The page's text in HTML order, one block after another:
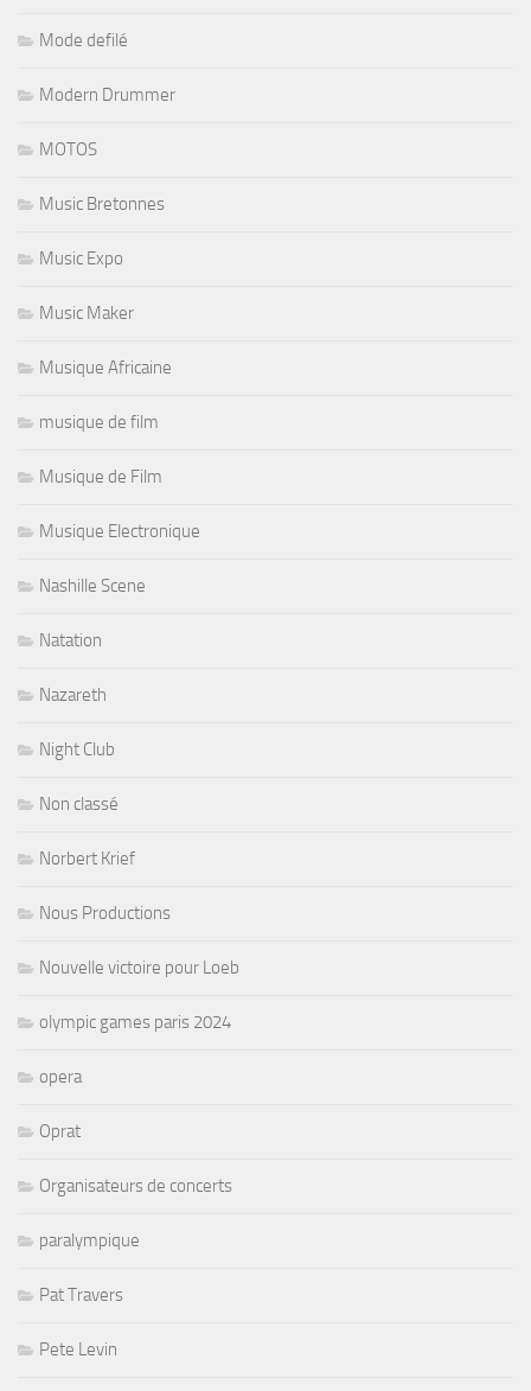
Mode defilé
Modern Drummer
MOTOS
Music Bretonnes
Music Expo
Music Maker
Musique Africaine
musique de film
Musique de Film
Musique Electronique
Nashille Scene
Natation
Nazareth
Night Club
Non classé
Norbert Krief
Nous Productions
Nouvelle victoire pour Loeb
olympic games paris 2024
opera
Oprat
Organisateurs de concerts
paralympique
Pat Travers
Pete Levin